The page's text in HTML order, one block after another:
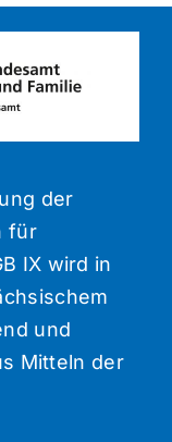
der
für
IX wird in
und
Mitteln der